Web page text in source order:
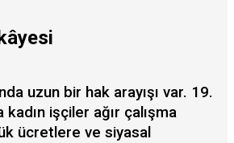
uzun bir hak arayışı var. 19.
kadın işçiler ağır çalışma
ücretlere ve siyasal